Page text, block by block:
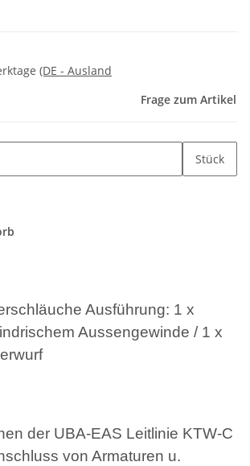
(DE - Ausland
Frage zum Artikel
Stück
Ausführung: 1 x
Aussengewinde / 1 x
der UBA-EAS Leitlinie KTW-C
von Armaturen u.